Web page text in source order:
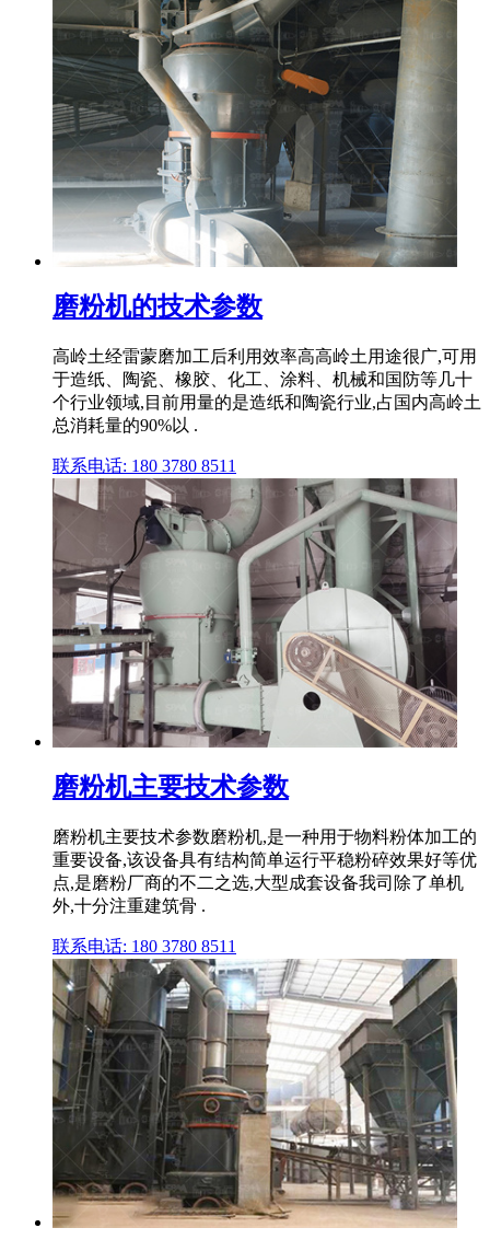
磨粉机的技术参数
高岭土经雷蒙磨加工后利用效率高高岭土用途很广,可用
于造纸、陶瓷、橡胶、化工、涂料、机械和国防等几十
个行业领域,目前用量的是造纸和陶瓷行业,占国内高岭土
总消耗量的90%以 .
联系电话: 180 3780 8511
磨粉机主要技术参数
磨粉机主要技术参数磨粉机,是一种用于物料粉体加工的
重要设备,该设备具有结构简单运行平稳粉碎效果好等优
点,是磨粉厂商的不二之选,大型成套设备我司除了单机
外,十分注重建筑骨 .
联系电话: 180 3780 8511